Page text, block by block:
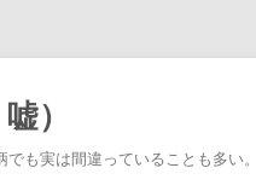
）
も実は間違っていることも多い。